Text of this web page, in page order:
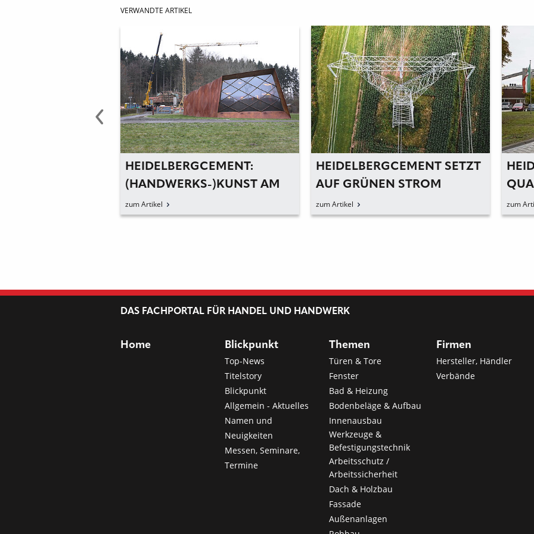
VERWANDTE ARTIKEL
HEIDELBERGCEMENT:
(HANDWERKS-)KUNST AM
BAU
zum Artikel
HEIDELBERGCEMENT SETZT
AUF GRÜNEN STROM
zum Artikel zum
DAS FACHPORTAL FÜR HANDEL UND HANDWERK
Home Blickpunkt
Top-News
Titelstory
Blickpunkt
Allgemein - Aktuelles
Namen und
Neuigkeiten
Messen, Seminare,
Termine
Themen
Türen & Tore
Fenster
Bad & Heizung
Bodenbeläge & Aufbau
Innenausbau
Werkzeuge &
Befestigungstechnik
Arbeitsschutz /
Arbeitssicherheit
Dach & Holzbau
Fassade
Außenanlagen
Firmen
Hersteller, Händler
Verbände